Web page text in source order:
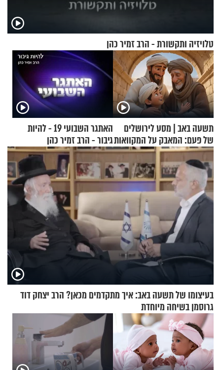
טלויזיה ותקשורת - הרב זמיר כהן
תשעה באב | מסע לירושלים
של פעם: המאבק על המקוואות
האתגר השבועי 19 - להיות
גיבור - הרב זמיר כהן
בעיצומו של תשעה באב: איך מתקדמים מכאן? הרב יצחק דוד
גרוסמן בשיחה מיוחדת